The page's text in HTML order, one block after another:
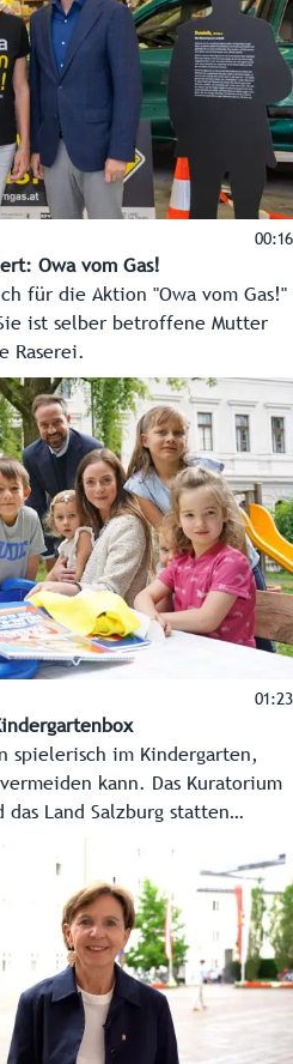
00:16
Owa vom Gas!
für die Aktion "Owa vom Gas!"
ist selber betroffene Mutter
Raserei.
01:23
spielerisch im Kindergarten,
kann. Das Kuratorium
Land Salzburg statten
entwickelten Kindergartenbox
Unterstützung für
Lehrmaterialien zur
Schwerpunkt auf